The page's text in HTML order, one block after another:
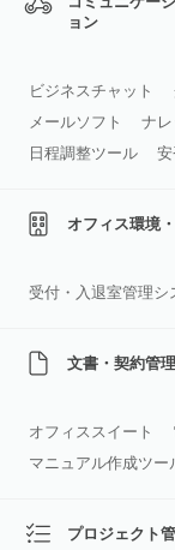
ョン
ビジネスチャット
メールソフト
ナ
日程調整ツール
オフィス環境
受付・入退室管理シ
文書・契約管理
オフィススイート
マニュアル作成ツー
プロジェクト